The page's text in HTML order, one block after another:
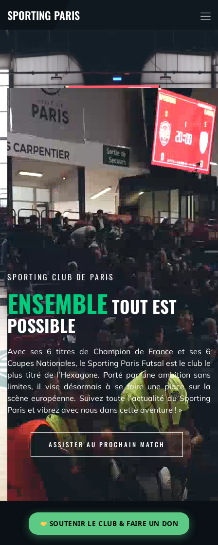
SPORTING PARIS
SPORTING CLUB DE PARIS
ENSEMBLETOUT EST
POSSIBLE
Avec ses 6 titres de Champion de France et ses 6
Coupes Nationales, le Sporting Paris Futsal est le club le
plus titré de l’Hexagone. Porté par une ambition sans
limites, il vise désormais à se faire une place sur la
scène européenne. Suivez toute l’actualité du Sporting
Paris et vibrez avec nous dans cette aventure ! »
ASSISTER AU PROCHAIN MATCH
SOUTENIR LE CLUB & FAIRE UN DON